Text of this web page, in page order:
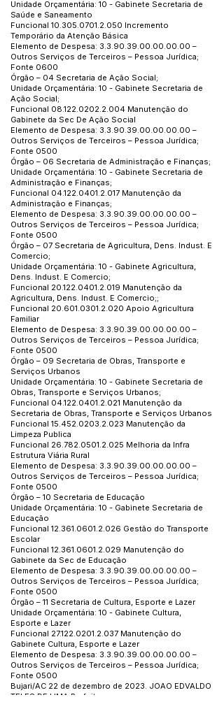
Unidade Orçamentária: 10 - Gabinete Secretaria de
Saúde e Saneamento
Funcional 10.305.0701.2.050 Incremento
Temporário da Atenção Básica
Elemento de Despesa: 3.3.90.39.00.00.00.00 –
Outros Serviços de Terceiros – Pessoa Jurídica;
Fonte 0600
Órgão – 04 Secretaria de Ação Social;
Unidade Orçamentária: 10 - Gabinete Secretaria de
Ação Social;
Funcional 08.122.0202.2.004 Manutenção do
Gabinete da Sec De Ação Social
Elemento de Despesa: 3.3.90.39.00.00.00.00 –
Outros Serviços de Terceiros – Pessoa Jurídica;
Fonte 0500
Órgão – 06 Secretaria de Administração e Finanças;
Unidade Orçamentária: 10 - Gabinete Secretaria de
Administração e Finanças;
Funcional 04.122.0401.2.017 Manutenção da
Administração e Finanças;
Elemento de Despesa: 3.3.90.39.00.00.00.00 –
Outros Serviços de Terceiros – Pessoa Jurídica;
Fonte 0500
Órgão – 07 Secretaria de Agricultura, Dens. Indust. E
Comercio;
Unidade Orçamentária: 10 - Gabinete Agricultura,
Dens. Indust. E Comercio;
Funcional 20.122.0401.2.019 Manutenção da
Agricultura, Dens. Indust. E Comercio;;
Funcional 20.601.0301.2.020 Apoio Agricultura
Familiar
Elemento de Despesa: 3.3.90.39.00.00.00.00 –
Outros Serviços de Terceiros – Pessoa Jurídica;
Fonte 0500
Órgão – 09 Secretaria de Obras, Transporte e
Serviços Urbanos
Unidade Orçamentária: 10 - Gabinete Secretaria de
Obras, Transporte e Serviços Urbanos;
Funcional 04.122.0401.2.021 Manutenção da
Secretaria de Obras, Transporte e Serviços Urbanos
Funcional 15.452.0203.2.023 Manutenção da
Limpeza Publica
Funcional 26.782.0501.2.025 Melhoria da Infra
Estrutura Viária Rural
Elemento de Despesa: 3.3.90.39.00.00.00.00 –
Outros Serviços de Terceiros – Pessoa Jurídica;
Fonte 0500
Órgão – 10 Secretaria de Educação
Unidade Orçamentária: 10 - Gabinete Secretaria de
Educação
Funcional 12.361.0601.2.026 Gestão do Transporte
Escolar
Funcional 12.361.0601.2.029 Manutenção do
Gabinete da Sec de Educação
Elemento de Despesa: 3.3.90.39.00.00.00.00 –
Outros Serviços de Terceiros – Pessoa Jurídica;
Fonte 0500
Órgão – 11 Secretaria de Cultura, Esporte e Lazer
Unidade Orçamentária: 10 - Gabinete Cultura,
Esporte e Lazer
Funcional 27.122.0201.2.037 Manutenção do
Gabinete Cultura, Esporte e Lazer
Elemento de Despesa: 3.3.90.39.00.00.00.00 –
Outros Serviços de Terceiros – Pessoa Jurídica;
Fonte 0500
Bujari/AC 22 de dezembro de 2023. JOAO EDVALDO
TELES DE LIMA Prefeito